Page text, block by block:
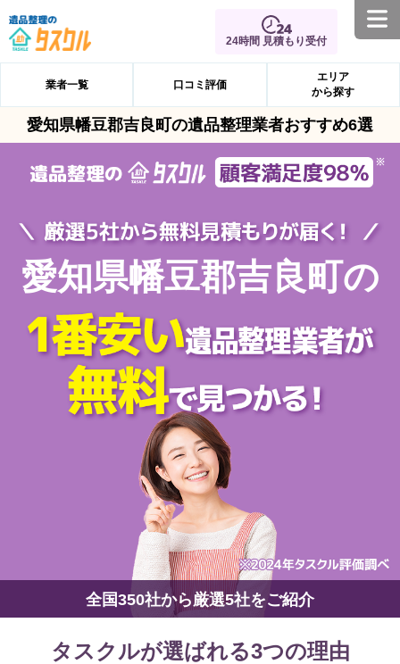
24時間 見積もり受付
業者一覧 口コミ評価
エリア
から探す
愛知県幡豆郡吉良町の遺品整理業者おすすめ6選
愛知県幡豆郡吉良町の
全国350社から厳選5社をご紹介
タスクルが選ばれる3つの理由